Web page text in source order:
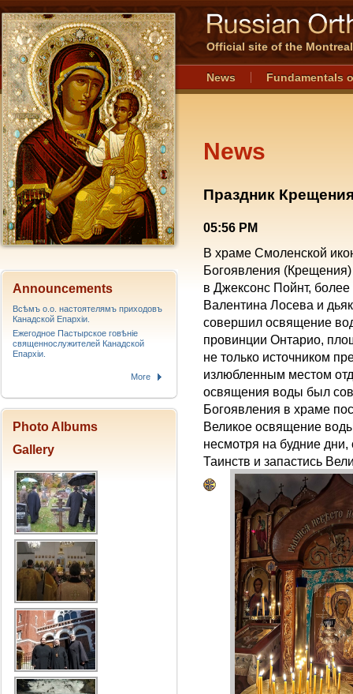
Official site of the
News Fundamentals
News
Праздник
05:56 PM
В храме Смоленской
Богоявления
в Джексонс Пойнт,
Валентина Лосева и
совершил освящение
провинции Онтарио,
не только источником
излюбленным местом
освящения воды был
Богоявления в храме
Великое освящение
несмотря на будние
Таинств и запастись
Announcements
Всѣмъ о.о. настоятелямъ приходовъ
Канадской Епархiи.
Ежегодное Пастырское говѣніе
священнослужителей Канадской
Епархіи.
More
Photo Albums
Gallery